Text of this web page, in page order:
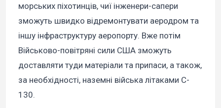
морських піхотинців, чиї інженери-сапери
зможуть швидко відремонтувати аеродром та
іншу інфраструктуру аеропорту. Вже потім
Військово-повітряні сили США зможуть
доставляти туди матеріали та припаси, а також,
за необхідності, наземні війська літаками C-
130.